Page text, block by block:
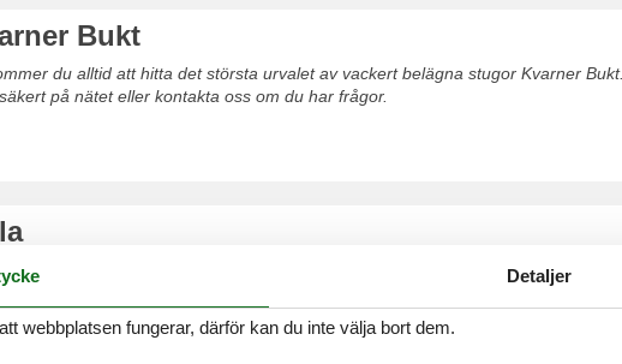
Bukt
du alltid att hitta det största urvalet av vackert belägna stugor Kvarner Bukt.
på nätet eller kontakta oss om du har frågor.
du alltid att hitta det största urvalet av vackert belägna stugor Pula. Boka
nätet eller kontakta oss om du har frågor.
Detaljer
webbplatsen fungerar, därför kan du inte välja bort dem.